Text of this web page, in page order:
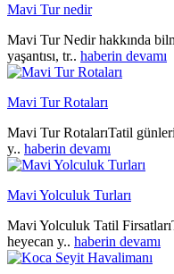
Mavi Tur nedir
Mavi Tur Nedir hakkında
yaşantısı, tr.. haberin devamı
Mavi Tur Rotaları
Mavi Tur RotalarıTatil
y.. haberin devamı
Mavi Yolculuk Turları
Mavi Yolculuk Tatil
heyecan y.. haberin devamı